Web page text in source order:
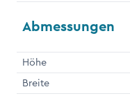
Abmessungen
Höhe
Breite